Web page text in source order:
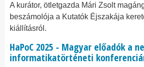
A kurátor, ötletgazda Mári Zsolt
beszámolója a Kutatók Éjszakája
kiállításról.
HaPoC 2025 - Magyar előadók a
informatikatörténeti